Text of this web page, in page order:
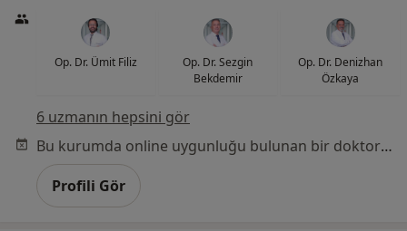
Op. Dr. Ümit Filiz
Op. Dr. Sezgin
Bekdemir
Op. Dr. Denizhan
Özkaya
6 uzmanın hepsini gör
Bu kurumda online uygunluğu bulunan bir doktor veya uzman bulunamadı
Profili Gör